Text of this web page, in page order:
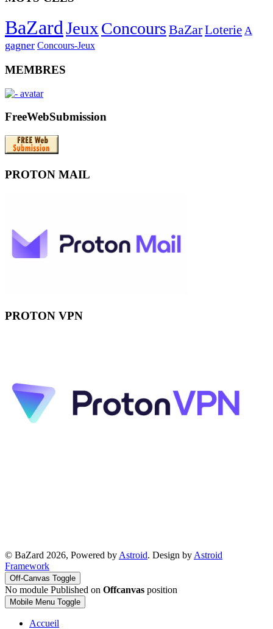
BaZardJeuxConcours BaZarLoterie A
gagner Concours-Jeux
MEMBRES
FreeWebSubmission
PROTON MAIL
PROTON VPN
© BaZard 2026, Powered by Astroid. Design by Astroid
Framework
Off-Canvas Toggle
No module Published on Offcanvas position
Mobile Menu Toggle
Accueil